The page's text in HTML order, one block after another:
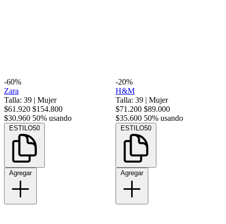
-60%
Zara
Talla: 39 | Mujer
$61.920 $154.800
$30.960 50% usando
ESTILO50
Agregar
-20%
H&M
Talla: 39 | Mujer
$71.200 $89.000
$35.600 50% usando
ESTILO50
Agregar